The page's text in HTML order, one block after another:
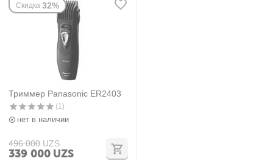
Скидка 32%
Триммер Panasonic ER2403
(1)
нет в наличии
496 000 UZS
339 000 UZS